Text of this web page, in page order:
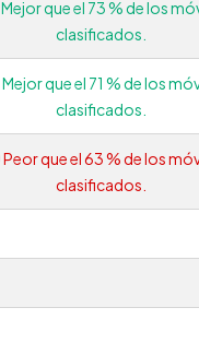
Mejor que el 73 % de los
clasificados.
Mejor que el 71 % de los
clasificados.
Peor que el 63 % de los
clasificados.